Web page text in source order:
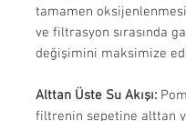
tamamen
ve filtrasyon sırasında
değişimini maksimize
Alttan Üste Su Akışı:
filtrenin sepetine alttan